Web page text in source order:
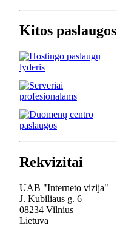
Kitos paslaugos
Rekvizitai
UAB "Interneto vizija"
J. Kubiliaus g. 6
08234 Vilnius
Lietuva